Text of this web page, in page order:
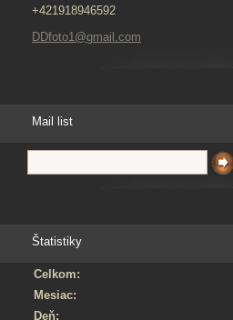
+421918946592
DDfoto1@gmail.com
Mail list
Štatistiky
Celkom:
Mesiac:
Deň: